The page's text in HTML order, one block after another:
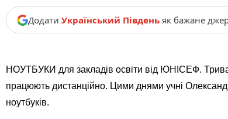
Додати Український Південь як бажане
НОУТБУКИ для закладів освіти від ЮНІСЕФ.
працюють дистанційно. Цими днями учні
ноутбуків.